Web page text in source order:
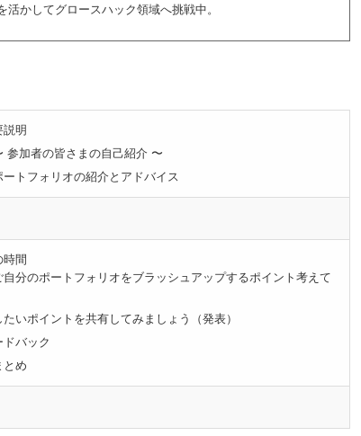
かしてグロースハック領域へ挑戦中。
明
加者の皆さまの自己紹介 〜
トフォリオの紹介とアドバイス
間
分のポートフォリオをブラッシュアップするポイント考えて
いポイントを共有してみましょう（発表）
バック
とめ